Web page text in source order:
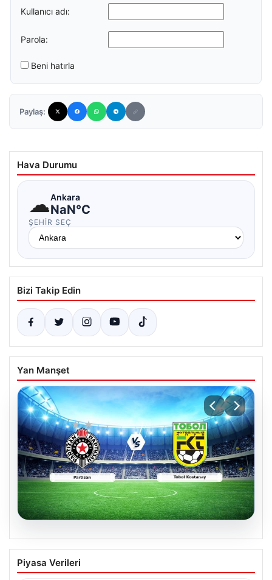
Kullanıcı adı:
Parola:
Beni hatırla
Paylaş:
Hava Durumu
☁Ankara
NaN°C
ŞEHIR SEÇ
Bizi Takip Edin
Yan Manşet
06.08.2026
CANLI | Partizan – Tobol Kostanay Canlı
Maç Anlatımı
Piyasa Verileri